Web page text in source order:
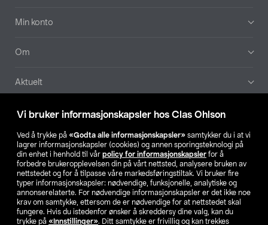
Vi bruker informasjonskapsler hos Clas Ohlson
Ved å trykke på «Godta alle informasjonskapsler» samtykker du i at vi
lagrer informasjonskapsler (cookies) og annen sporingsteknologi på
din enhet i henhold til vår policy for informasjonskapsler for å
forbedre brukeropplevelsen din på vårt nettsted, analysere bruken av
nettstedet og for å tilpasse våre markedsføringstiltak. Vi bruker fire
typer informasjonskapsler: nødvendige, funksjonelle, analytiske og
annonserelaterte. For nødvendige informasjonskapsler er det ikke noe
krav om samtykke, ettersom de er nødvendige for at nettstedet skal
fungere. Hvis du istedenfor ønsker å skreddersy dine valg, kan du
trykke på «Innstillinger». Ditt samtykke er frivillig og kan trekkes
Min konto
Om
Aktuelt
Våre selskaper
Finn din butikk
SE NO FI